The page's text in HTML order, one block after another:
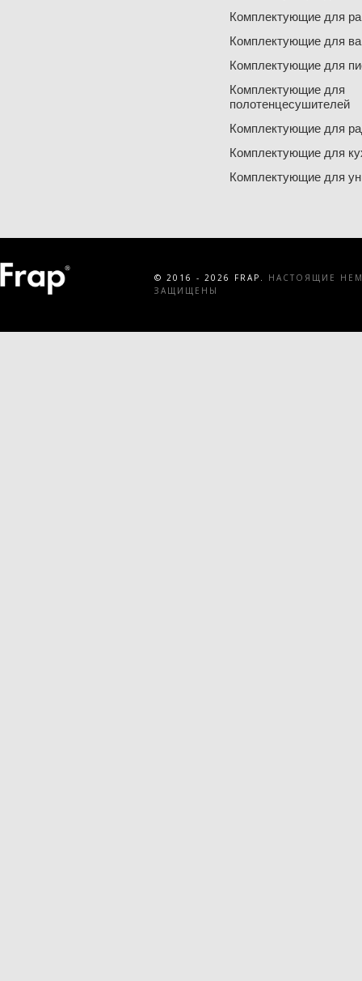
Комплектующие для
Комплектующие для
Комплектующие для
Комплектующие для
полотенцесушителей
Комплектующие для
Комплектующие для
Комплектующие для
© 2016 - 2026 FRAP.
НАСТОЯЩИЕ
ЗАЩИЩЕНЫ